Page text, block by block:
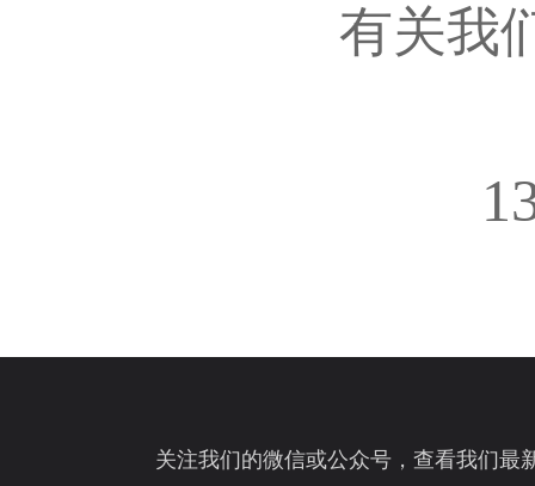
有关我
关注我们的微信或公众号，查看我们最